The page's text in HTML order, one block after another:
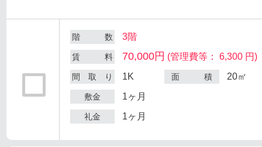
階 数 3階
賃 料 70,000円 (管理費等： 6,300 円)
間 取 り 1K 面 積 20㎡
敷金 1ヶ月
礼金 1ヶ月